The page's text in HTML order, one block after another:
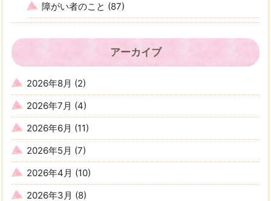
障がい者のこと (87)
アーカイブ
2026年8月 (2)
2026年7月 (4)
2026年6月 (11)
2026年5月 (7)
2026年4月 (10)
2026年3月 (8)